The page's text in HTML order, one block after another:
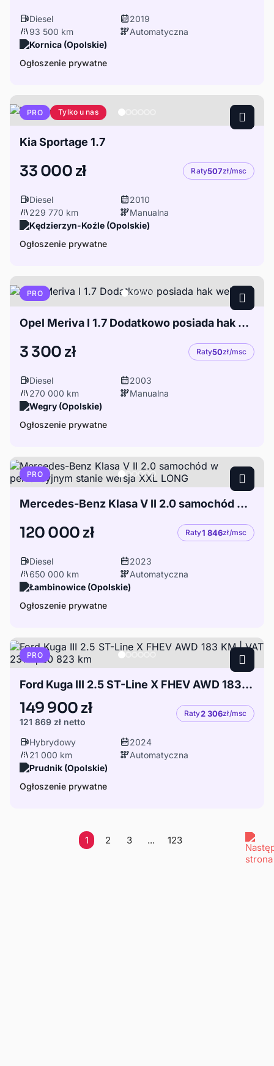
Diesel
2019
93 500 km
Automatyczna
Kornica (Opolskie)
Ogłoszenie prywatne
PRO Tylko u nas
Kia Sportage 1.7
33 000 zł Raty507zł/msc
Diesel
2010
229 770 km
Manualna
Kędzierzyn-Koźle (Opolskie)
Ogłoszenie prywatne
PRO
Opel Meriva I 1.7 Dodatkowo posiada hak webasto
3 300 zł Raty50zł/msc
Diesel
2003
270 000 km
Manualna
Wegry (Opolskie)
Ogłoszenie prywatne
PRO
Mercedes-Benz Klasa V II 2.0 samochód w perfekcyjnym stanie wersja XXL LONG
120 000 zł Raty1 846zł/msc
Diesel
2023
650 000 km
Automatyczna
Łambinowice (Opolskie)
Ogłoszenie prywatne
PRO
Ford Kuga III 2.5 ST-Line X FHEV AWD 183 KM | VAT 23% | 20 823 km
149 900 zł
121 869 zł netto
Raty2 306zł/msc
Hybrydowy
2024
21 000 km
Automatyczna
Prudnik (Opolskie)
Ogłoszenie prywatne
1 2 3 ... 123